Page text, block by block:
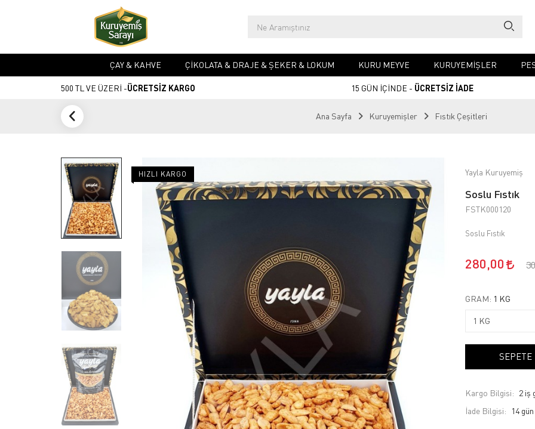
ÇAY & KAHVE ÇIKOLATA & DRAJE & ŞEKER & LOKUM KURU MEYVE KURUYEMIŞLER
500 TL VE ÜZERİ -ÜCRETSİZ KARGO 15 GÜN İÇİNDE - ÜCRETSİZ İADE
Ana Sayfa Kuruyemişler Fıstık Çeşitleri
HIZLI KARGO Yayla Kuruyemiş
Soslu Fıstık
FSTK000120
Soslu Fıstık
280,00
GRAM: 1 KG
SEPETE
Kargo Bilgisi: 2 iş
İade Bilgisi: